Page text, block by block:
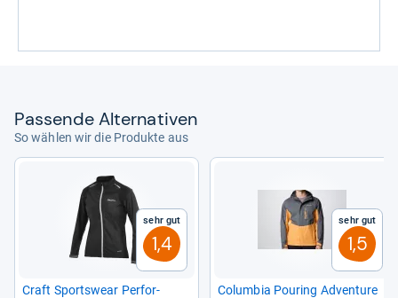
Pas­sende Alter­na­ti­ven
So wählen wir die Produkte aus
Sehr gut
1,4
Craft Sports­wear Per­for­
Sehr gut
1,5
Colum­bia Pou­ring Adven­ture